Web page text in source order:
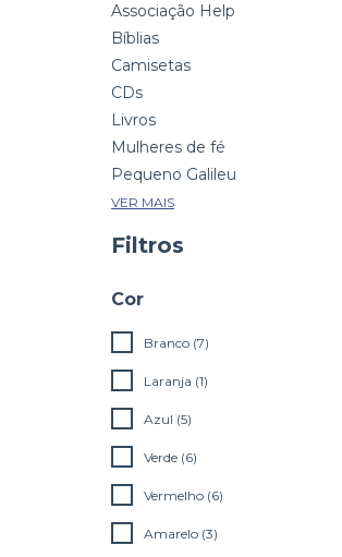
Associação Help
Bíblias
Camisetas
CDs
Livros
Mulheres de fé
Pequeno Galileu
VER MAIS
Filtros
Cor
Branco (7)
Laranja (1)
Azul (5)
Verde (6)
Vermelho (6)
Amarelo (3)